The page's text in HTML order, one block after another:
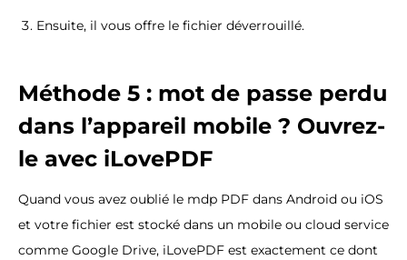
Ensuite, il vous offre le fichier déverrouillé.
Méthode 5 : mot de passe perdu
dans l’appareil mobile ? Ouvrez-
le avec iLovePDF
Quand vous avez oublié le mdp PDF dans Android ou iOS
et votre fichier est stocké dans un mobile ou cloud service
comme Google Drive, iLovePDF est exactement ce dont